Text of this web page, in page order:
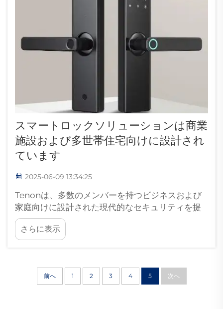
スマートロックソリューションは商業
施設および多世帯住宅向けに設計され
ています
2025-06-09 13:34:25
Tenonは、多数のメンバーを持つビジネスおよび
家庭向けに設計された現代的なセキュリティを提
供することを誇りに思います。当社のスマートロ
ックシステムは最先端技術を使用して建物のセキ
ュリティを確保し、アクセスを効率化します。こ
さらに表示
前へ 1 2 3 4 5 次へ